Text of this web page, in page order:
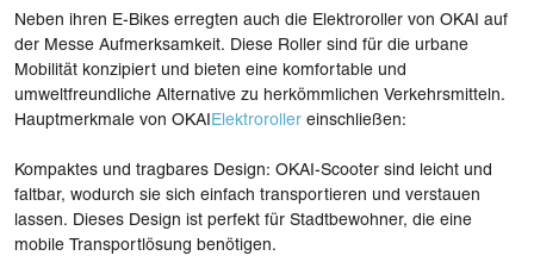
Neben ihren E-Bikes erregten auch die Elektroroller von OKAI auf
der Messe Aufmerksamkeit. Diese Roller sind für die urbane
Mobilität konzipiert und bieten eine komfortable und
umweltfreundliche Alternative zu herkömmlichen Verkehrsmitteln.
Hauptmerkmale von OKAI Elektroroller einschließen:
Kompaktes und tragbares Design: OKAI-Scooter sind leicht und
faltbar, wodurch sie sich einfach transportieren und verstauen
lassen. Dieses Design ist perfekt für Stadtbewohner, die eine
mobile Transportlösung benötigen.